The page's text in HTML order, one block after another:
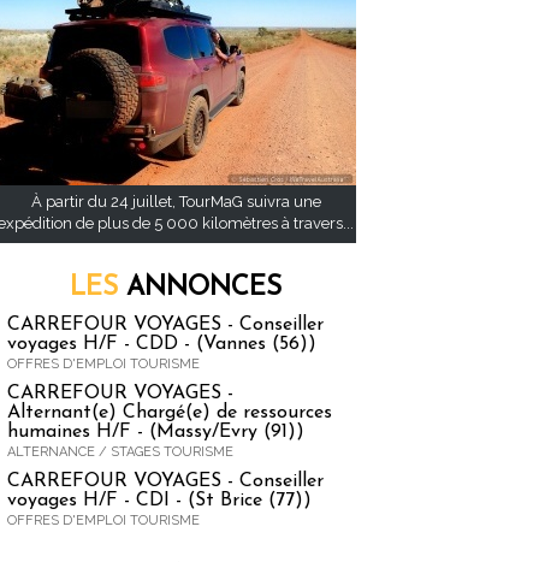
À partir du 24 juillet, TourMaG suivra une
de plus de 5 000 kilomètres à travers...
LES ANNONCES
CARREFOUR VOYAGES - Conseiller
voyages H/F - CDD - (Vannes (56))
OFFRES D'EMPLOI TOURISME
CARREFOUR VOYAGES -
Alternant(e) Chargé(e) de ressources
humaines H/F - (Massy/Evry (91))
ALTERNANCE / STAGES TOURISME
CARREFOUR VOYAGES - Conseiller
voyages H/F - CDI - (St Brice (77))
OFFRES D'EMPLOI TOURISME